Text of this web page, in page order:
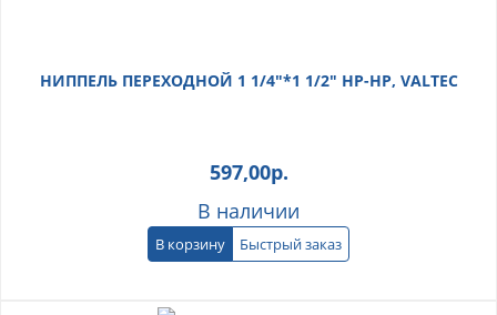
НИППЕЛЬ ПЕРЕХОДНОЙ 1 1/4"*1 1/2" НР-НР, VALTEC
597,00р.
В наличии
В корзину Быстрый заказ